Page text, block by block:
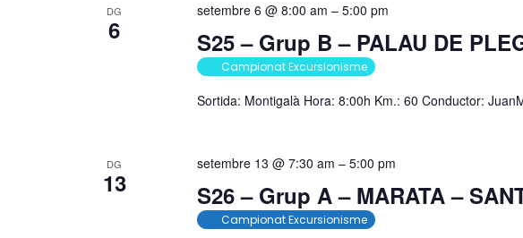
DG
6 S25 – Grup B – PALAU DE
setembre 6 @ 8:00 am – 5:00 pm
Campionat Excursionisme
Sortida: Montigalà Hora: 8:00h Km.: 60 Conductor:
DG
13 S26 – Grup A – MARATA –
setembre 13 @ 7:30 am – 5:00 pm
Campionat Excursionisme